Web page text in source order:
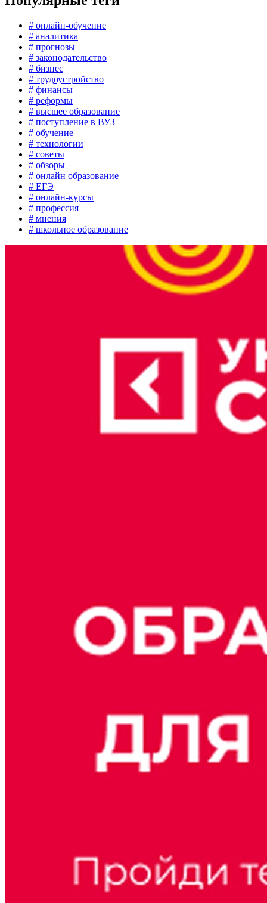
# онлайн-обучение
# аналитика
# прогнозы
# законодательство
# бизнес
# трудоустройство
# финансы
# реформы
# высшее образование
# поступление в ВУЗ
# обучение
# технологии
# советы
# обзоры
# онлайн образование
# ЕГЭ
# онлайн-курсы
# профессия
# мнения
# школьное образование